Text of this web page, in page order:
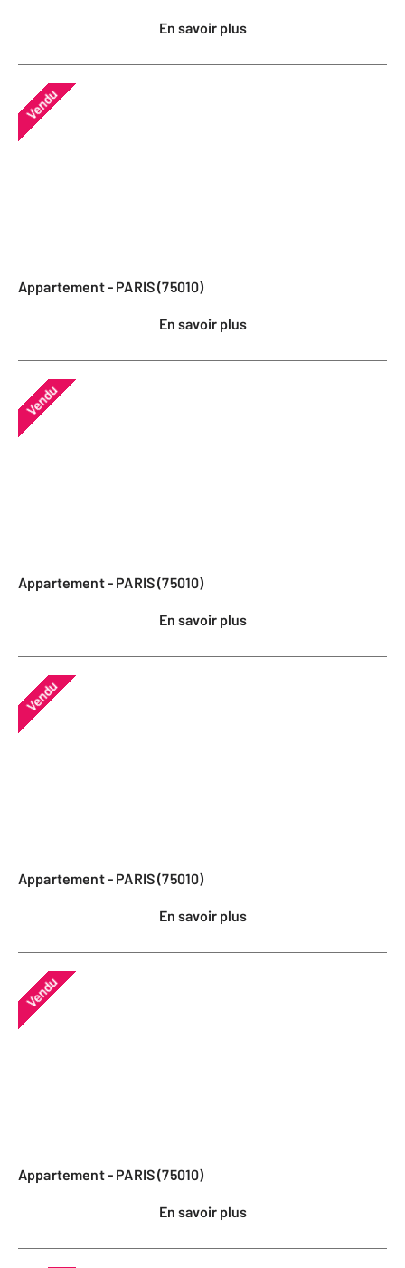
En savoir plus
Vendu
Appartement - PARIS (75010)
En savoir plus
Vendu
Appartement - PARIS (75010)
En savoir plus
Vendu
Appartement - PARIS (75010)
En savoir plus
Vendu
Appartement - PARIS (75010)
En savoir plus